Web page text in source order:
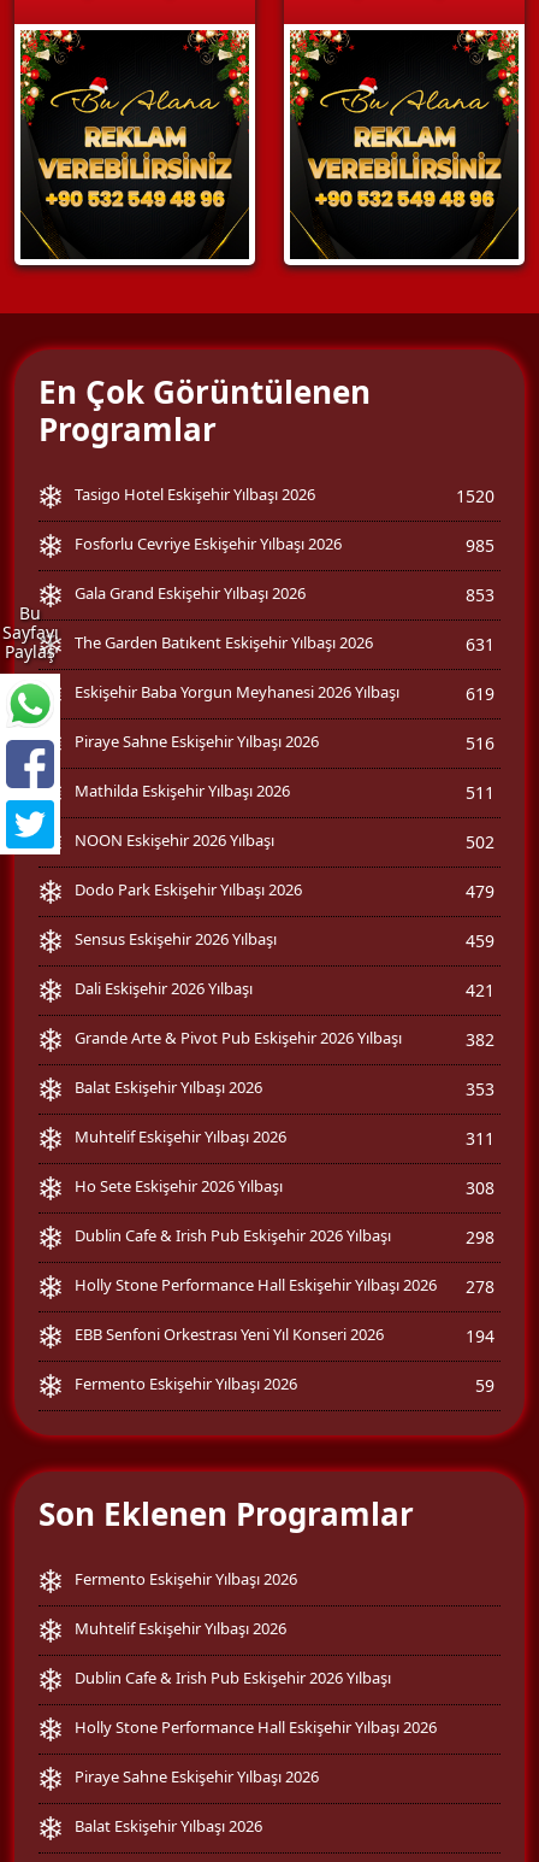
Bu
Sayfayı
Paylaş
En Çok Görüntülenen
Programlar
Tasigo Hotel Eskişehir Yılbaşı 2026 1520
Fosforlu Cevriye Eskişehir Yılbaşı 2026 985
Gala Grand Eskişehir Yılbaşı 2026 853
The Garden Batıkent Eskişehir Yılbaşı 2026 631
Eskişehir Baba Yorgun Meyhanesi 2026 Yılbaşı 619
Piraye Sahne Eskişehir Yılbaşı 2026 516
Mathilda Eskişehir Yılbaşı 2026 511
NOON Eskişehir 2026 Yılbaşı 502
Dodo Park Eskişehir Yılbaşı 2026 479
Sensus Eskişehir 2026 Yılbaşı 459
Dali Eskişehir 2026 Yılbaşı 421
Grande Arte & Pivot Pub Eskişehir 2026 Yılbaşı 382
Balat Eskişehir Yılbaşı 2026 353
Muhtelif Eskişehir Yılbaşı 2026 311
Ho Sete Eskişehir 2026 Yılbaşı 308
Dublin Cafe & Irish Pub Eskişehir 2026 Yılbaşı 298
Holly Stone Performance Hall Eskişehir Yılbaşı 2026 278
EBB Senfoni Orkestrası Yeni Yıl Konseri 2026 194
Fermento Eskişehir Yılbaşı 2026 59
Son Eklenen Programlar
Fermento Eskişehir Yılbaşı 2026
Muhtelif Eskişehir Yılbaşı 2026
Dublin Cafe & Irish Pub Eskişehir 2026 Yılbaşı
Holly Stone Performance Hall Eskişehir Yılbaşı 2026
Piraye Sahne Eskişehir Yılbaşı 2026
Balat Eskişehir Yılbaşı 2026